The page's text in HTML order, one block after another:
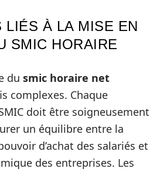
LIÉS À LA MISE EN
SMIC HORAIRE
du smic horaire net
complexes. Chaque
doit être soigneusement
un équilibre entre la
d’achat des salariés et
des entreprises. Les